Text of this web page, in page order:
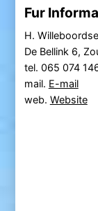
Fur
H.
De Bellink 6,
tel. 065 074
mail. E-mail
web. Website